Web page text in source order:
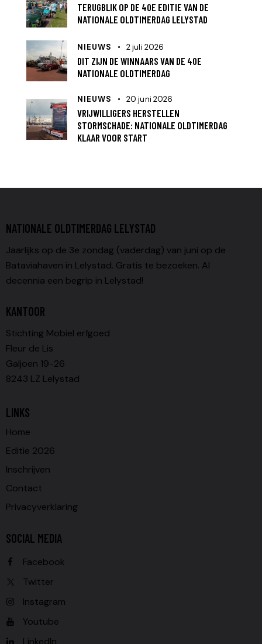
TERUGBLIK OP DE 40E EDITIE VAN DE
NATIONALE OLDTIMERDAG LELYSTAD
NIEUWS 2 juli 2026
DIT ZIJN DE WINNAARS VAN DE 40E
NATIONALE OLDTIMERDAG
NIEUWS 20 juni 2026
VRIJWILLIGERS HERSTELLEN
STORMSCHADE: NATIONALE OLDTIMERDAG
KLAAR VOOR START
NATIONALE OLDTIMERDAG LELYSTAD
Jaarlijks op de 3e zondag (vaderdag) van juni op de
Bataviahaven in Lelystad. Gratis te bezoeken. Al
decennia een begrip in Lelystad!
KANTOOR
Stichting Mobiel erfgoed
Fleur de Lis
Galjoen 19-26
8243 LZ Lelystad
LINKS
Home
Editie 2026
Inschrijven
Contact
Privacyverklaring
SOCIAL MEDIA
Facebook
Twitter
Instagram
Youtube
LinkedIn